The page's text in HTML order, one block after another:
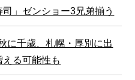
」ゼンショー3兄弟揃う
に千歳、札幌・厚別に出
る可能性も